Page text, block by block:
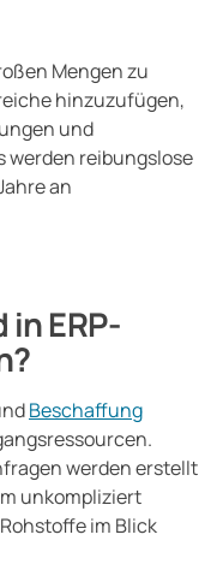
Mengen zu
hinzuzufügen,
und
werden reibungslose
an
ERP-
Beschaffung
werden erstellt
unkompliziert
im Blick